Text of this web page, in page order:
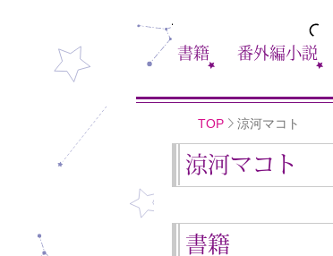
書籍 番外編小説
TOP 涼河マコト
涼河マコト
書籍